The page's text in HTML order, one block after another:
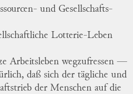
und Gesellschafts-
Lotterie-Leben
Arbeitsleben wegzufressen —
daß sich der tägliche und
der Menschen auf die